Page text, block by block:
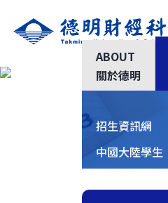
跳
到
Previous
ABOUT
關於德明
招生資訊網
中國大陸學生